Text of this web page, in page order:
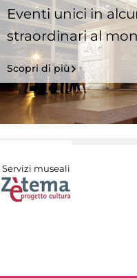
Eventi unici in
straordinari al
Scopri di più
Servizi museali